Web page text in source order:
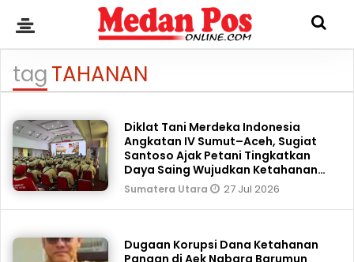
tagTAHANAN
Diklat Tani Merdeka Indonesia
Angkatan IV Sumut–Aceh, Sugiat
Santoso Ajak Petani Tingkatkan
Daya Saing Wujudkan Ketahanan
Pangan Nasional
Sumatera Utara 27 Jul 2026
Dugaan Korupsi Dana Ketahanan
Pangan di Aek Nabara Barumun